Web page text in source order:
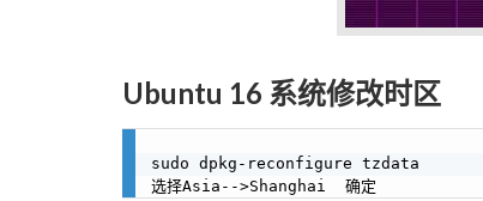
Ubuntu 16 系统修改时区
sudo dpkg-reconfigure tzdata